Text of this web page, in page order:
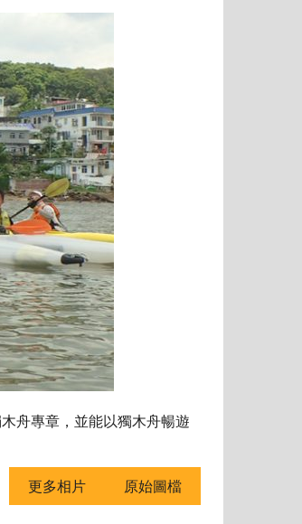
舟專章，並能以獨木舟暢遊
更多相片 原始圖檔